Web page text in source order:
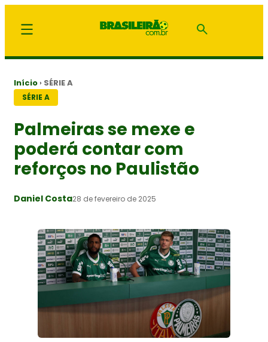
Início › SÉRIE A
SÉRIE A
Palmeiras se mexe e
poderá contar com
reforços no Paulistão
Daniel Costa28 de fevereiro de 2025